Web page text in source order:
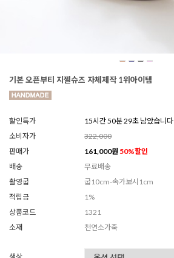
기본 오픈부티 지젤슈즈 자체제작 1위아이템
할인특가
15시간 50분 26초 남았습니다
소비자가
322,000
판매가
161,000원 50%할인
배송
무료배송
촬영굽
굽10cm-속가보시1cm
적립금
1%
상품코드
1321
소재
천연소가죽